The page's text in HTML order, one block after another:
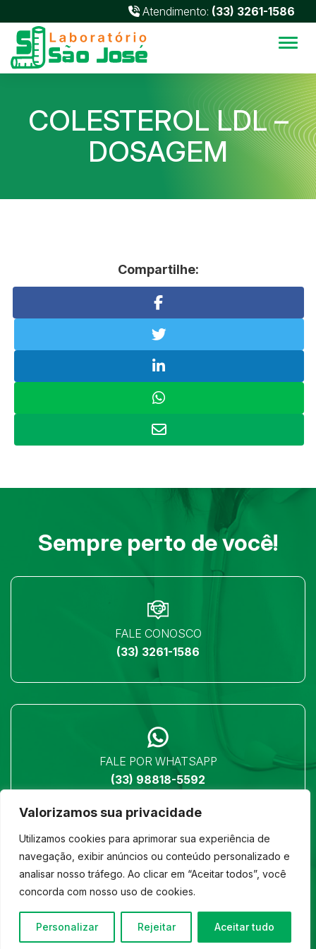
Valorizamos sua privacidade
Utilizamos cookies para aprimorar sua experiência de
navegação, exibir anúncios ou conteúdo personalizado e
analisar nosso tráfego. Ao clicar em “Aceitar todos”, você
concorda com nosso uso de cookies.
Personalizar Rejeitar Aceitar tudo
Atendimento: (33) 3261-1586
COLESTEROL LDL –
DOSAGEM
Compartilhe:
Sempre perto de você!
FALE CONOSCO
(33) 3261-1586
FALE POR WHATSAPP
(33) 98818-5592
LOCALIZAÇÃO